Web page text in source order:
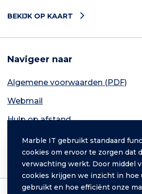
BEKIJK OP KAART
Navigeer naar
Algemene voorwaarden (PDF)
Webmail
Hulp op afstand
Contact
Inloggen
Marble IT gebruikt standaard
cookies om ervoor te zorgen dat
verwachting werkt. Door middel
cookies krijgen we inzicht in hoe
gebruikt en hoe efficiënt onze